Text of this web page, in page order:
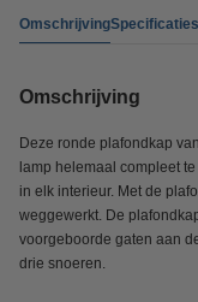
OmschrijvingSpecificaties
Omschrijving
Deze ronde plafondkap
lamp helemaal compleet
in elk interieur. Met de
weggewerkt. De
voorgeboorde gaten aan
drie snoeren.